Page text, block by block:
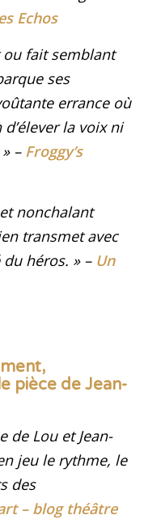
Echos
ou fait semblant
ses
errance où
la voix ni
» – Froggy’s
nonchalant
transmet avec
héros. » – Un
pièce de Jean-
de Lou et Jean-
jeu le rythme, le
des
– blog théâtre